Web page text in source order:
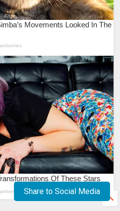
Share to Social Media